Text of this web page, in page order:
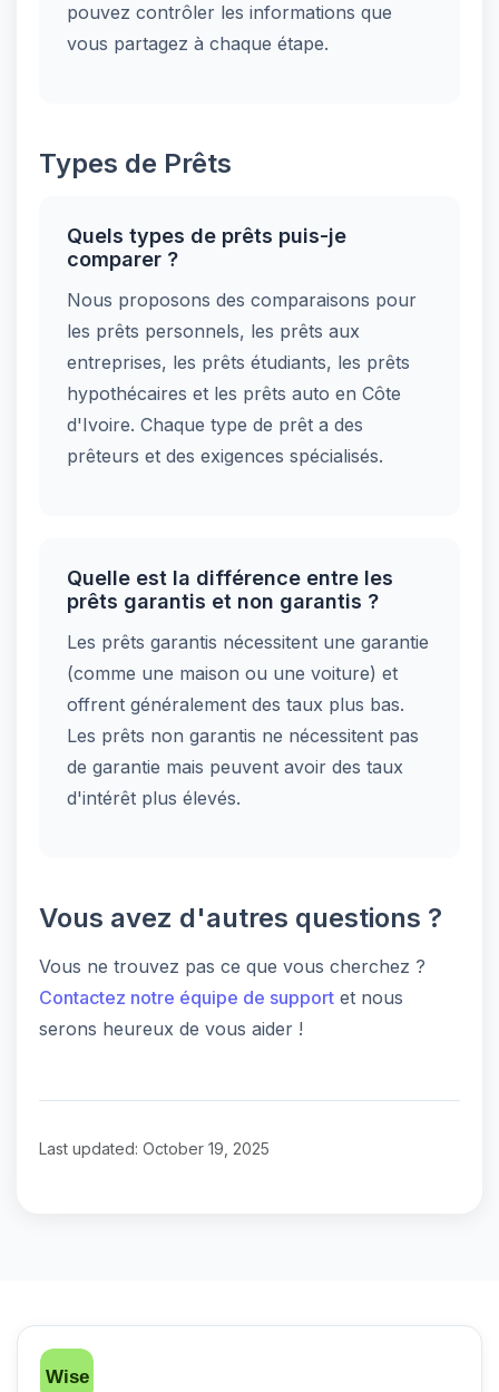
pouvez contrôler les informations que
vous partagez à chaque étape.
Types de Prêts
Quels types de prêts puis-je
comparer ?
Nous proposons des comparaisons pour
les prêts personnels, les prêts aux
entreprises, les prêts étudiants, les prêts
hypothécaires et les prêts auto en Côte
d'Ivoire. Chaque type de prêt a des
prêteurs et des exigences spécialisés.
Quelle est la différence entre les
prêts garantis et non garantis ?
Les prêts garantis nécessitent une garantie
(comme une maison ou une voiture) et
offrent généralement des taux plus bas.
Les prêts non garantis ne nécessitent pas
de garantie mais peuvent avoir des taux
d'intérêt plus élevés.
Vous avez d'autres questions ?
Vous ne trouvez pas ce que vous cherchez ?
Contactez notre équipe de support et nous
serons heureux de vous aider !
Last updated: October 19, 2025